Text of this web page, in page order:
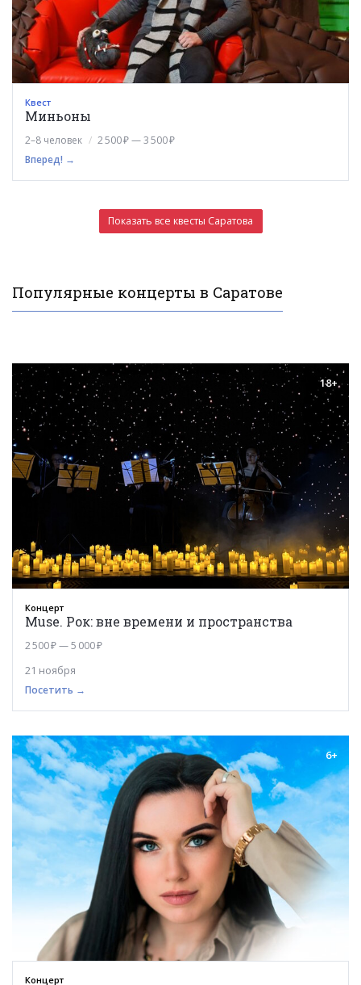
Квест
Миньоны
2–8 человек
2 500 ₽ — 3 500 ₽
Вперед! →
Показать все квесты Саратова
Популярные концерты в Саратове
18+
Концерт
Muse. Рок: вне времени и пространства
2 500 ₽ — 5 000 ₽
21 ноября
Посетить →
6+
Концерт